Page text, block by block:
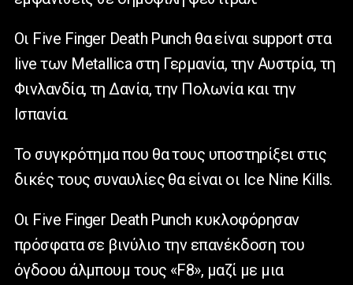
Οι Five Finger Death Punch θα είναι support στα
live των Metallica στη Γερμανία, την Αυστρία, τη
Φινλανδία, τη Δανία, την Πολωνία και την
Ισπανία.
Το συγκρότημα που θα τους υποστηρίξει στις
δικές τους συναυλίες θα είναι οι Ice Nine Kills.
Οι Five Finger Death Punch κυκλοφόρησαν
πρόσφατα σε βινύλιο την επανέκδοση του
όγδοου άλμπουμ τους «F8», μαζί με μια